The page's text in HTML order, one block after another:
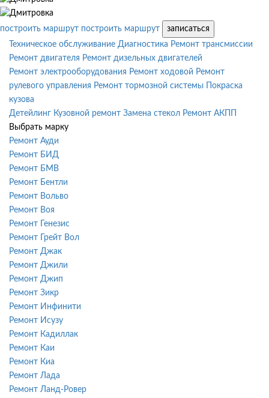
построить маршрут построить маршрут
записаться
Техническое обслуживание Диагностика Ремонт трансмиссии
Ремонт двигателя Ремонт дизельных двигателей
Ремонт электрооборудования Ремонт ходовой Ремонт
рулевого управления Ремонт тормозной системы
Покраска
кузова
Детейлинг Кузовной ремонт Замена стекол Ремонт АКПП
Выбрать марку
Ремонт Ауди
Ремонт БИД
Ремонт БМВ
Ремонт Бентли
Ремонт Вольво
Ремонт Воя
Ремонт Генезис
Ремонт Грейт Вол
Ремонт Джак
Ремонт Джили
Ремонт Джип
Ремонт Зикр
Ремонт Инфинити
Ремонт Исузу
Ремонт Кадиллак
Ремонт Каи
Ремонт Киа
Ремонт Лада
Ремонт Ланд-Ровер